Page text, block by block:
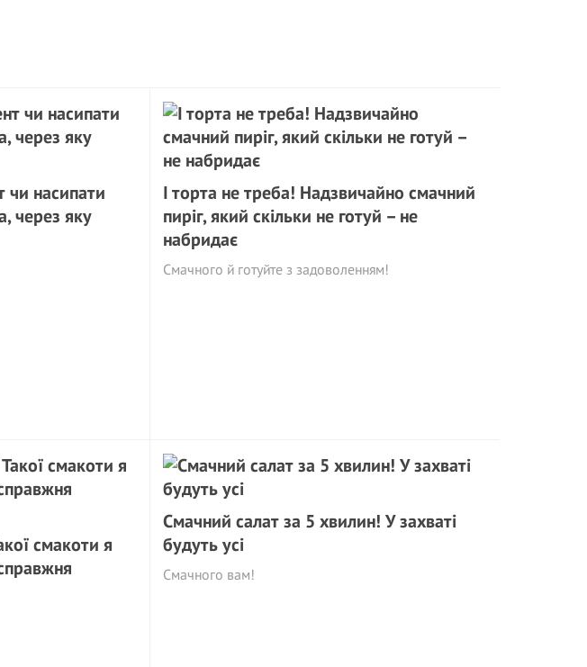
чи насипати
через яку
І торта не треба! Надзвичайно смачний
пиріг, який скільки не готуй – не
набридає
Смачного й готуйте з задоволенням!
смакоти я
Смачний салат за 5 хвилин! У захваті
будуть усі
Смачного вам!